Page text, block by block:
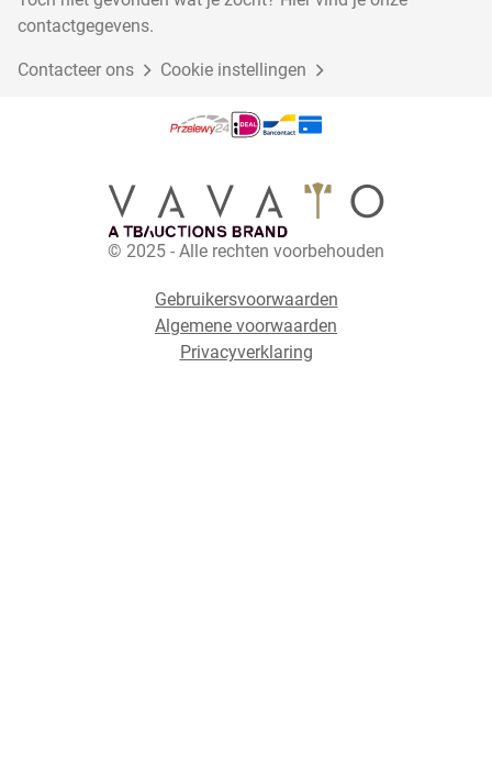
contactgegevens.
Contacteer ons Cookie instellingen
© 2025 - Alle rechten voorbehouden
Gebruikersvoorwaarden
Algemene voorwaarden
Privacyverklaring